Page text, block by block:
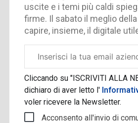
uscite e i temi più caldi
firme. Il sabato il meglio
capire, insieme, il digitale
aziendale
Cliccando su "ISCRIVITI ALLA
dichiaro di aver letto l'
voler ricevere la Newsletter.
Acconsento all'invio di